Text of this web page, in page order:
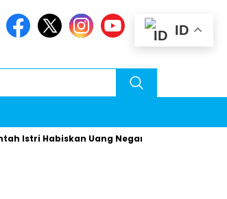
Uang Negara Liburan ke Eropa
ID